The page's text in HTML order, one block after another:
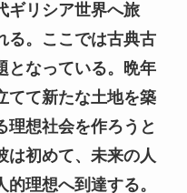
ギリシア世界へ旅
る。ここでは古典古
となっている。晩年
てて新たな土地を築
理想社会を作ろうと
は初めて、未来の人
理想へ到達する。